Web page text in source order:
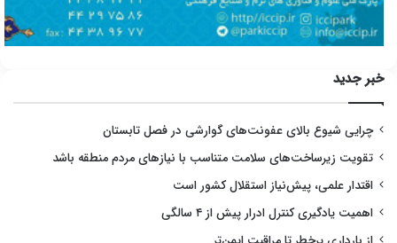
خبر جدید
چرایی شیوع بالای عفونت‌های گوارشی در فصل تابستان
تقویت زیرساخت‌های سلامت متناسب با نیازهای مردم منطقه باشد
اقتدار علمی، پیش‌نیاز استقلال کشور است
اهمیت یادگیری کنترل ادرار پیش از ۴ سالگی